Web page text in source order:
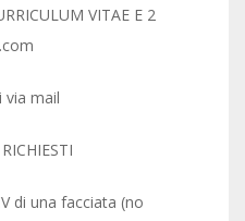
VITAE E 2
via mail
di una facciata (no